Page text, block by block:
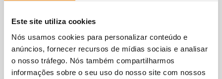
Este site utiliza cookies
Nós usamos cookies para personalizar conteúdo e
anúncios, fornecer recursos de mídias sociais e analisar
o nosso tráfego. Nós também compartilharmos
informações sobre o seu uso do nosso site com nossos